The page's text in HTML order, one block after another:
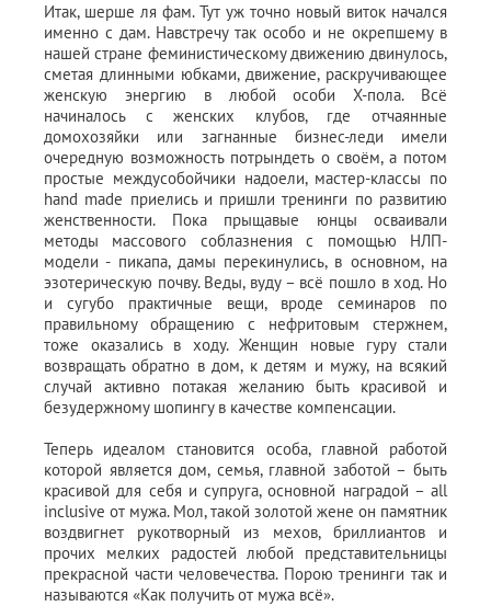
Итак, шерше ля фам. Тут уж точно новый виток начался
именно с дам. Навстречу так особо и не окрепшему в
нашей стране феминистическому движению двинулось,
сметая длинными юбками, движение, раскручивающее
женскую энергию в любой особи Х-пола. Всё
начиналось с женских клубов, где отчаянные
домохозяйки или загнанные бизнес-леди имели
очередную возможность потрындеть о своём, а потом
простые междусобойчики надоели, мастер-классы по
hand made приелись и пришли тренинги по развитию
женственности. Пока прыщавые юнцы осваивали
методы массового соблазнения с помощью НЛП-
модели - пикапа, дамы перекинулись, в основном, на
эзотерическую почву. Веды, вуду – всё пошло в ход. Но
и сугубо практичные вещи, вроде семинаров по
правильному обращению с нефритовым стержнем,
тоже оказались в ходу. Женщин новые гуру стали
возвращать обратно в дом, к детям и мужу, на всякий
случай активно потакая желанию быть красивой и
безудержному шопингу в качестве компенсации.
Теперь идеалом становится особа, главной работой
которой является дом, семья, главной заботой – быть
красивой для себя и супруга, основной наградой – all
inclusive от мужа. Мол, такой золотой жене он памятник
воздвигнет рукотворный из мехов, бриллиантов и
прочих мелких радостей любой представительницы
прекрасной части человечества. Порою тренинги так и
называются «Как получить от мужа всё».